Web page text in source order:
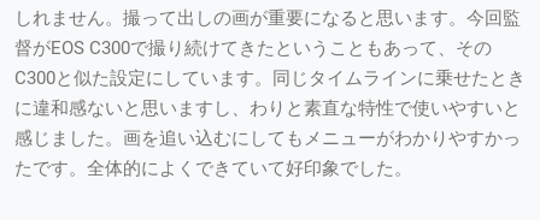
しれません。撮って出しの画が重要になると思います。今回監
督がEOS C300で撮り続けてきたということもあって、その
C300と似た設定にしています。同じタイムラインに乗せたとき
に違和感ないと思いますし、わりと素直な特性で使いやすいと
感じました。画を追い込むにしてもメニューがわかりやすかっ
たです。全体的によくできていて好印象でした。